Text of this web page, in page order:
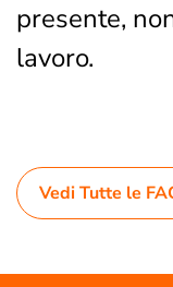
presente,
lavoro.
Vedi Tutte le